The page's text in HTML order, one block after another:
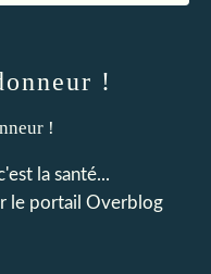
!
la santé...
le portail Overblog